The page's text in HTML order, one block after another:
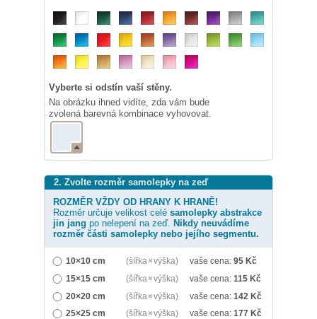
Vyberte si odstín vaší stěny.
Na obrázku ihned vidíte, zda vám bude
zvolená barevná kombinace vyhovovat.
2. Zvolte rozměr samolepky na zeď
ROZMĚR VŽDY OD HRANY K HRANĚ!
Rozměr určuje velikost celé samolepky abstrakce
jin jang po nelepení na zeď. Nikdy neuvádíme
rozměr části samolepky nebo jejího segmentu.
10×10 cm (šířka × výška) vaše cena: 95 Kč
15×15 cm
(šířka × výška) vaše cena: 115 Kč
20×20 cm
(šířka × výška) vaše cena: 142 Kč
25×25 cm
(šířka × výška) vaše cena: 177 Kč